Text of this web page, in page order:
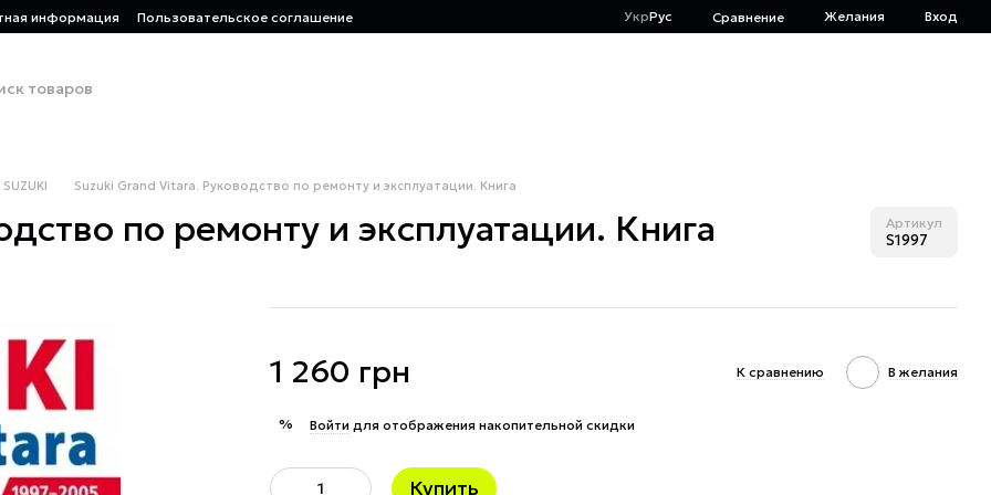
информация Пользовательское соглашение УкрРус Сравнение Желания Вход
SUZUKI Suzuki Grand Vitara. Руководство по ремонту и эксплуатации. Книга
по ремонту и эксплуатации. Книга Артикул
S1997
1 260 грн К сравнению В желания
% Войти для отображения накопительной скидки
Купить